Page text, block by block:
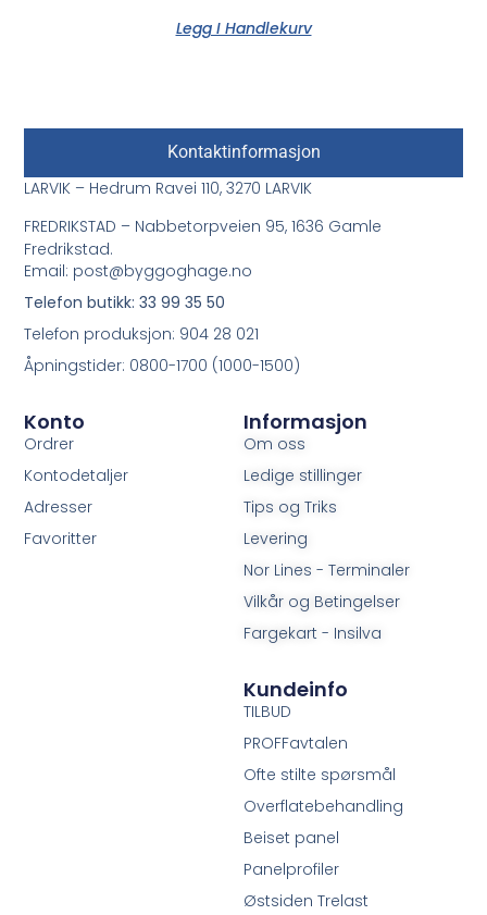
Legg I Handlekurv
Informasjon
Om oss
Ledige stillinger
Tips og Triks
Levering
Nor Lines - Terminaler
Vilkår og Betingelser
Fargekart - Insilva
Konto
Ordrer
Kontodetaljer
Adresser
Favoritter
Kundeinfo
TILBUD
PROFFavtalen
Ofte stilte spørsmål
Overflatebehandling
Beiset panel
Panelprofiler
Østsiden Trelast
Kontaktinformasjon
LARVIK – Hedrum Ravei 110, 3270 LARVIK
FREDRIKSTAD – Nabbetorpveien 95, 1636 Gamle
Fredrikstad.
Email: post@byggoghage.no
Telefon butikk: 33 99 35 50
Telefon produksjon: 904 28 021
Åpningstider: 0800-1700 (1000-1500)